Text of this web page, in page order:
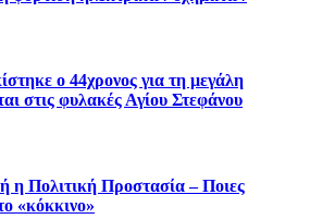
ο 44χρονος για τη μεγάλη
στις φυλακές Αγίου Στεφάνου
η Πολιτική Προστασία – Ποιες
«κόκκινο»